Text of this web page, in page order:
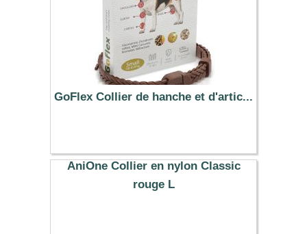
GoFlex Collier de hanche et d'artic...
26.90 €
AniOne Collier en nylon Classic
rouge L